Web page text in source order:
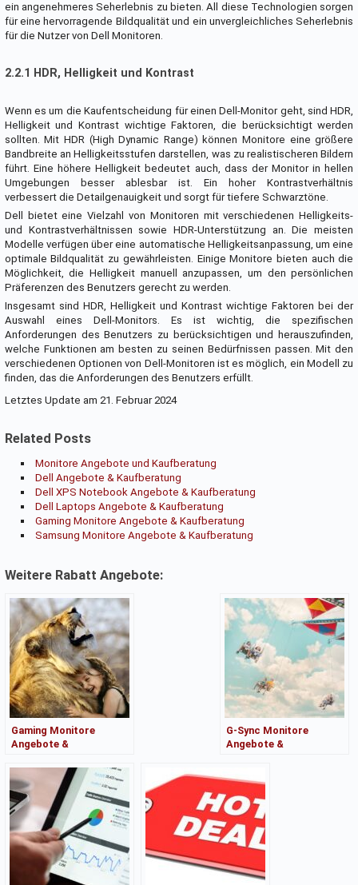
ein angenehmeres Seherlebnis zu bieten. All diese Technologien sorgen
für eine hervorragende Bildqualität und ein unvergleichliches Seherlebnis
für die Nutzer von Dell Monitoren.
2.2.1 HDR, Helligkeit und Kontrast
Wenn es um die Kaufentscheidung für einen Dell-Monitor geht, sind HDR,
Helligkeit und Kontrast wichtige Faktoren, die berücksichtigt werden
sollten. Mit HDR (High Dynamic Range) können Monitore eine größere
Bandbreite an Helligkeitsstufen darstellen, was zu realistischeren Bildern
führt. Eine höhere Helligkeit bedeutet auch, dass der Monitor in hellen
Umgebungen besser ablesbar ist. Ein hoher Kontrastverhältnis
verbessert die Detailgenauigkeit und sorgt für tiefere Schwarztöne.
Dell bietet eine Vielzahl von Monitoren mit verschiedenen Helligkeits-
und Kontrastverhältnissen sowie HDR-Unterstützung an. Die meisten
Modelle verfügen über eine automatische Helligkeitsanpassung, um eine
optimale Bildqualität zu gewährleisten. Einige Monitore bieten auch die
Möglichkeit, die Helligkeit manuell anzupassen, um den persönlichen
Präferenzen des Benutzers gerecht zu werden.
Insgesamt sind HDR, Helligkeit und Kontrast wichtige Faktoren bei der
Auswahl eines Dell-Monitors. Es ist wichtig, die spezifischen
Anforderungen des Benutzers zu berücksichtigen und herauszufinden,
welche Funktionen am besten zu seinen Bedürfnissen passen. Mit den
verschiedenen Optionen von Dell-Monitoren ist es möglich, ein Modell zu
finden, das die Anforderungen des Benutzers erfüllt.
Letztes Update am 21. Februar 2024
Related Posts
Monitore Angebote und Kaufberatung
Dell Angebote & Kaufberatung
Dell XPS Notebook Angebote & Kaufberatung
Dell Laptops Angebote & Kaufberatung
Gaming Monitore Angebote & Kaufberatung
Samsung Monitore Angebote & Kaufberatung
Weitere Rabatt Angebote:
Gaming Monitore
Angebote &
G-Sync Monitore
Angebote &